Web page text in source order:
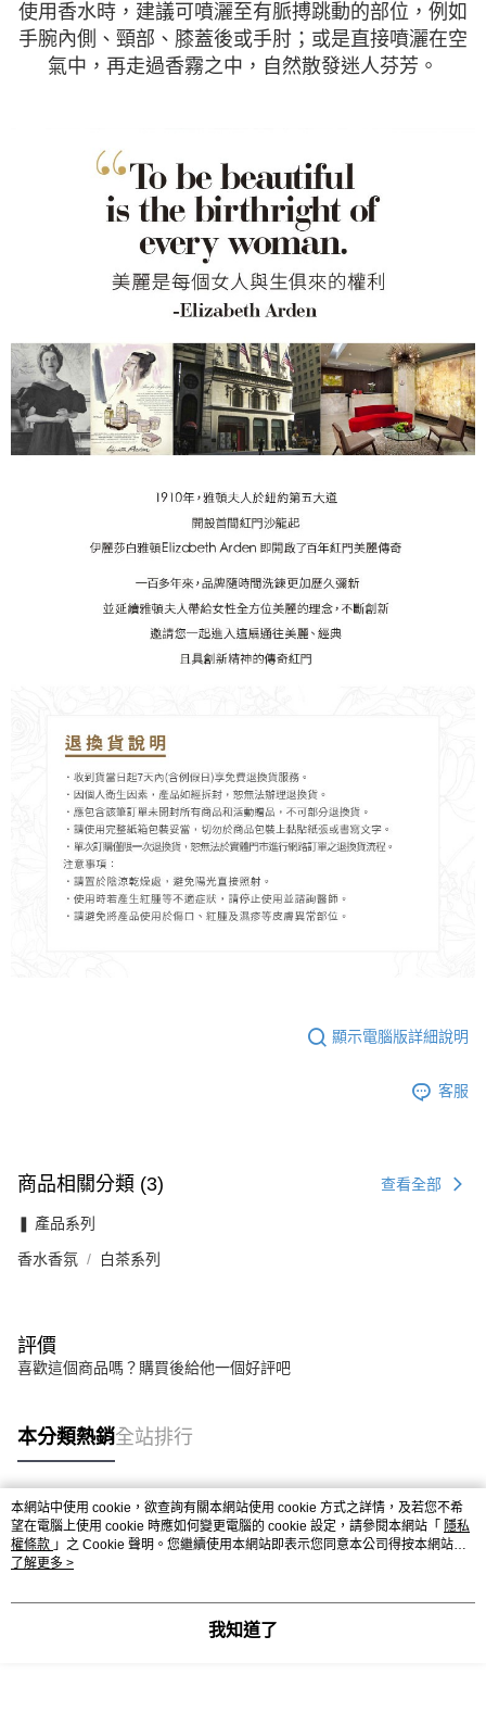
使用香水時，建議可噴灑至有脈搏跳動的部位，例如
手腕內側、頸部、膝蓋後或手肘；或是直接噴灑在空
氣中，再走過香霧之中，自然散發迷人芬芳。
顯示電腦版詳細說明
客服
商品相關分類 (3) 查看全部
❚ 產品系列
香水香氛 白茶系列
評價
喜歡這個商品嗎？購買後給他一個好評吧
本分類熱銷全站排行
熱門標籤
本網站中使用 cookie，欲查詢有關本網站使用 cookie 方式之詳情，及若您不希
望在電腦上使用 cookie 時應如何變更電腦的 cookie 設定，請參閱本網站「 隱私
權條款 」之 Cookie 聲明。您繼續使用本網站即表示您同意本公司得按本網站使
用條款之 Cookie 聲明使用 cookie。
了解更多 >
我知道了